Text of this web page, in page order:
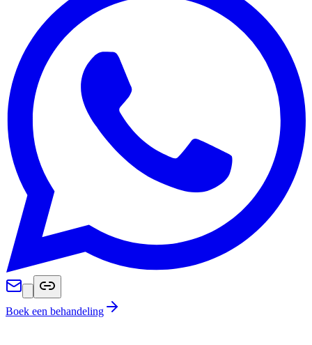
Boek een behandeling